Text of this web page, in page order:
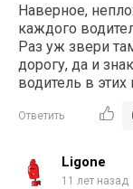
Наверное,
каждого
Раз уж звери
дорогу, да и
водитель в
Ответить
Ligone
11 лет назад